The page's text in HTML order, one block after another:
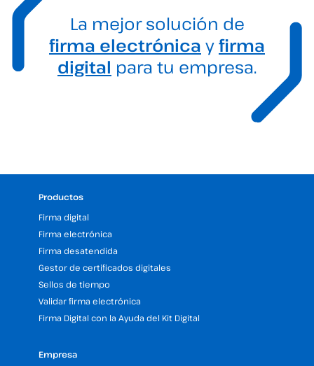
La mejor solución de
firma electrónica yfirma
digital para tu empresa.
Productos
Firma digital
Firma electrónica
Firma desatendida
Gestor de certificados digitales
Sellos de tiempo
Validar firma electrónica
Firma Digital con la Ayuda del Kit Digital
Empresa